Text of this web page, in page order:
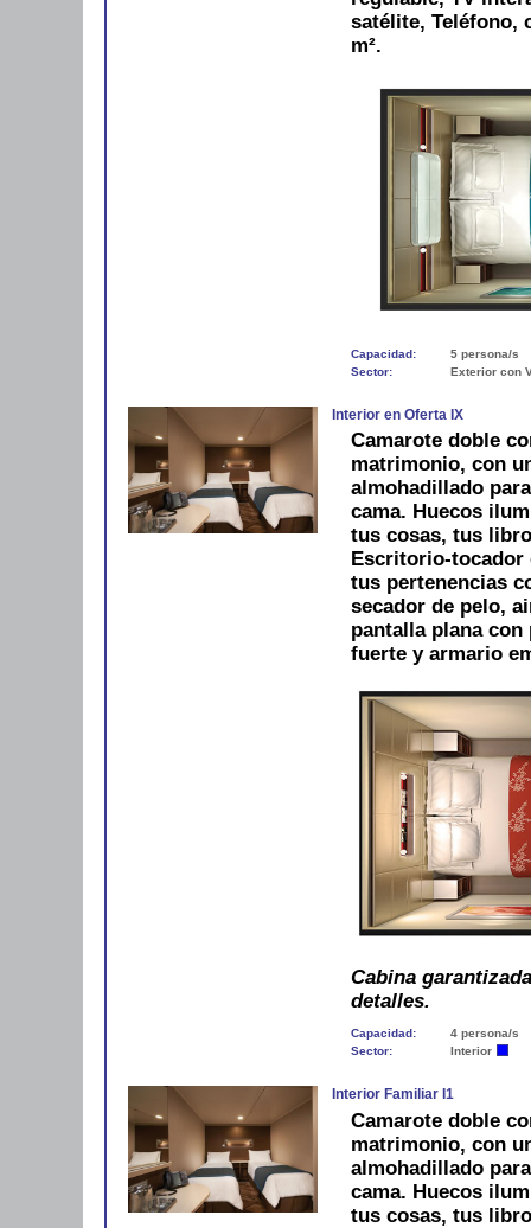
satélite, Teléfono,
m².
Capacidad:
5 persona/s
Sector:
Exterior con
Interior en Oferta IX
Camarote doble
matrimonio, con
almohadillado
cama. Huecos
tus cosas, tus
Escritorio-tocador
tus pertenencias
secador de pelo,
pantalla plana
fuerte y armario
Cabina
detalles.
Capacidad:
4 persona/s
Sector:
Interior
Interior Familiar I1
Camarote doble
matrimonio, con
almohadillado
cama. Huecos
tus cosas, tus